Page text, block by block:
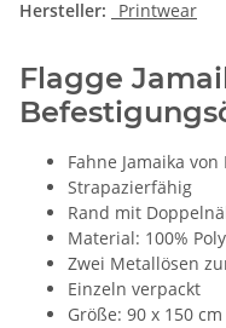
Hersteller: _Printwear
Flagge
Fahne Jamaika
Strapazierfähig
Rand mit
Material: 100%
Zwei Metallösen
Einzeln verpackt
Größe: 90 x 150 cm